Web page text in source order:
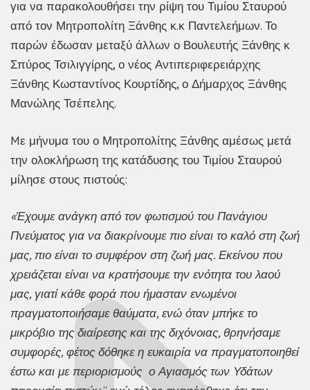
για να παρακολουθήσει την ρίψη του Τιμίου Σταυρού
από τον Μητροπολίτη Ξάνθης κ.κ Παντελεήμων. Το
παρών έδωσαν μεταξύ άλλων ο Βουλευτής Ξάνθης κ
Σπύρος Τσιλιγγίρης, ο νέος Αντιπεριφερειάρχης
Ξάνθης Κωσταντίνος Κουρτίδης, ο Δήμαρχος Ξάνθης
Μανώλης Τσέπελης.
Mε μήνυμα του ο Μητροπολίτης Ξάνθης αμέσως μετά
την ολοκλήρωση της κατάδυσης του Τιμίου Σταυρού
μίλησε στους πιστούς:
«Έχουμε ανάγκη από τον φωτισμού του Πανάγιου
Πνεύματος για να διακρίνουμε πιο είναι το καλό στη ζωή
μας, πιο είναι το συμφέρον στη ζωή μας. Εκείνου που
χρειάζεται είναι να κρατήσουμε την ενότητα του λαού
μας, γιατί κάθε φορά που ήμασταν ενωμένοι
πραγματοποιήσαμε θαύματα, ενώ όταν μπήκε το
μικρόβιο της διαίρεσης και της διχόνοιας, θρηνήσαμε
συμφορές, φέτος δόθηκε η ευκαιρία να πραγματοποιηθεί
έστω και με περιορισμούς ο Αγιασμός των Υδάτων